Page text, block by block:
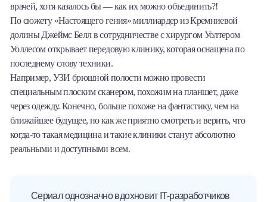
врачей, хотя казалось бы — как их можно объединить?!
По сюжету «Настоящего гения» миллиардер из Кремниевой
долины Джеймс Белл в сотрудничестве с хирургом Уолтером
Уоллесом открывает передовую клинику, которая оснащена по
последнему слову техники.
Например, УЗИ брюшной полости можно провести
специальным плоским сканером, похожим на планшет, даже
через одежду. Конечно, больше похоже на фантастику, чем на
ближайшее будущее, но как же приятно смотреть и верить, что
когда-то такая медицина и такие клиники станут абсолютно
реальными и доступными всем.
Сериал однозначно вдохновит IT-разработчиков